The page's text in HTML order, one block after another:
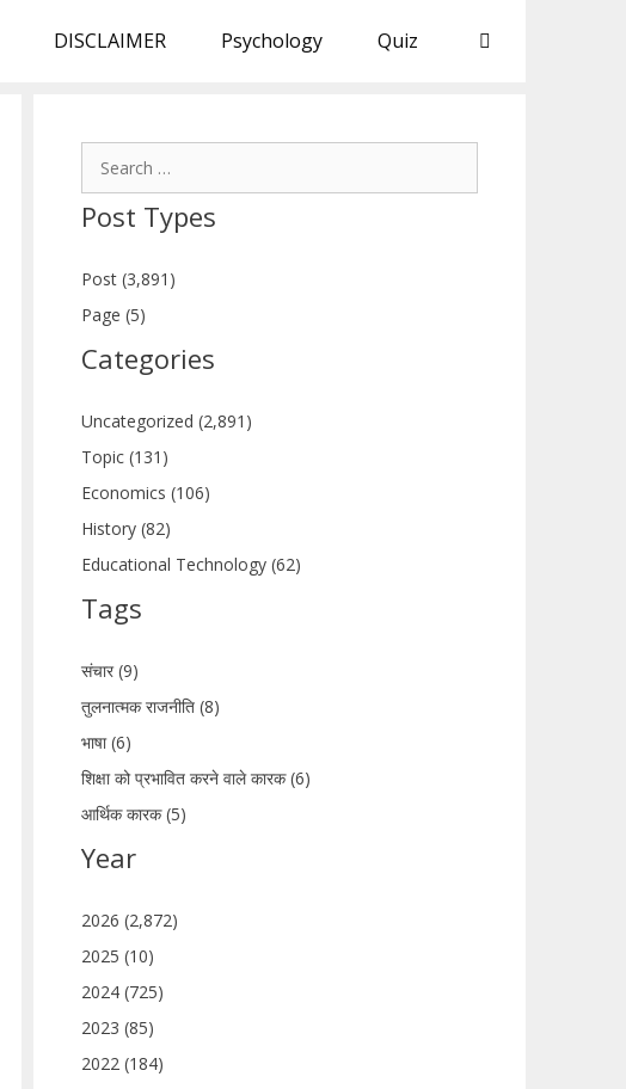
DISCLAIMER Psychology Quiz
Post Types
Post (3,891)
Page (5)
Categories
Uncategorized (2,891)
Topic (131)
Economics (106)
History (82)
Educational Technology (62)
Tags
संचार (9)
तुलनात्मक राजनीति (8)
भाषा (6)
शिक्षा को प्रभावित करने वाले कारक (6)
आर्थिक कारक (5)
Year
2026 (2,872)
2025 (10)
2024 (725)
2023 (85)
2022 (184)